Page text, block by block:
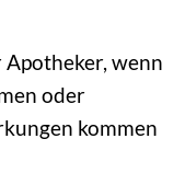
wenn
oder
kommen